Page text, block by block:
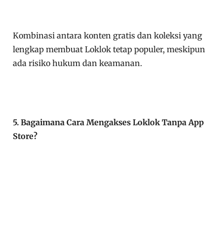
Kombinasi antara konten gratis dan koleksi yang
lengkap membuat Loklok tetap populer, meskipun
ada risiko hukum dan keamanan.
5. Bagaimana Cara Mengakses Loklok Tanpa App
Store?